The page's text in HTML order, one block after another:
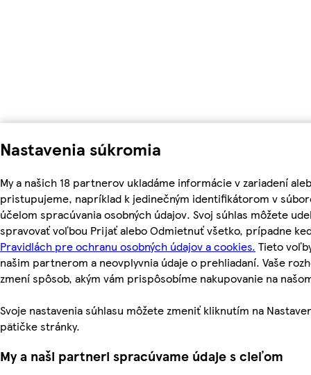
Nastavenia súkromia
My a našich 18 partnerov ukladáme informácie v zariadení
pristupujeme, napríklad k jedinečným identifikátorom v
účelom spracúvania osobných údajov. Svoj súhlas môžete
spravovať voľbou Prijať alebo Odmietnuť všetko, prípadne
Pravidlách pre ochranu osobných údajov a cookies. Tieto
našim partnerom a neovplyvnia údaje o prehliadaní. Vaše
zmení spôsob, akým vám prispôsobíme nakupovanie na
Svoje nastavenia súhlasu môžete zmeniť kliknutím na
pätičke stránky.
My a naši partneri spracúvame údaje s cieľom